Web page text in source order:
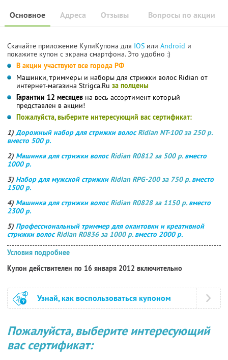
Основное Отзывы Вопросы по акции
Адреса
Скачайте приложение КупиКупона для IOS или Android и
покажите купон с экрана смартфона. Это удобно :)
В акции участвуют все города РФ
Машинки, триммеры и наборы для стрижки волос Ridian от
интернет-магазина Strigca.Ru за полцены
Гарантии 12 месяцев на весь ассортимент который
представлен в акции!
Пожалуйста, выберите интересующий вас сертификат:
1) Дорожный набор для стрижки волосRidian NT-100 за 250 р.
вместо 500 р.
2) Машинка для стрижки волосRidian R0812 за 500 р.вместо
1000 р.
3) Набор для мужской стрижки Ridian RPG-200 за 750 р.вместо
1500 р.
4) Машинка для стрижки волосRidian R0828 за 1150 р.вместо
2300 р.
5) Профессиональный триммер для окантовки и креативной
стрижки волосRidian R0836 за 1000 р.вместо 2000 р.
Условия подробнее
Купон действителен по 16 января 2012 включительно
Узнай, как воспользоваться купоном
Пожалуйста, выберите интересующий
вас сертификат: